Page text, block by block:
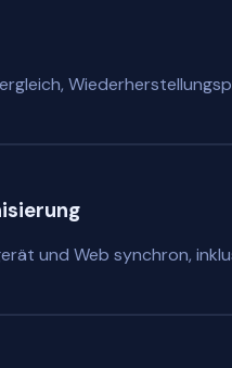
und Web synchron,